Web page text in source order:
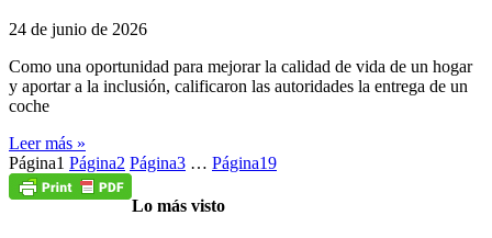
24 de junio de 2026
Como una oportunidad para mejorar la calidad de vida de un hogar
y aportar a la inclusión, calificaron las autoridades la entrega de un
coche
Leer más »
Página1 Página2 Página3 … Página19
Lo más visto